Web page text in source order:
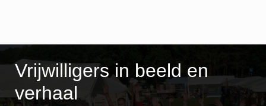
Vrijwilligers in beeld en
verhaal